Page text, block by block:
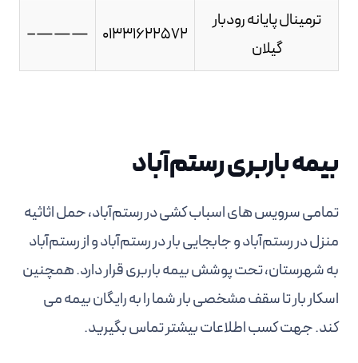
ترمینال پایانه رودبار
گیلان
01331622572
———–
بیمه باربری رستم‌آباد
تمامی سرویس های اسباب کشی در رستم‌آباد، حمل اثاثیه
منزل در رستم‌آباد و جابجایی بار در رستم‌آباد و از رستم‌آباد
به شهرستان، تحت پوشش بیمه باربری قرار دارد. همچنین
اسکار بار تا سقف مشخصی بار شما را به رایگان بیمه می
کند. جهت کسب اطلاعات بیشتر تماس بگیرید.